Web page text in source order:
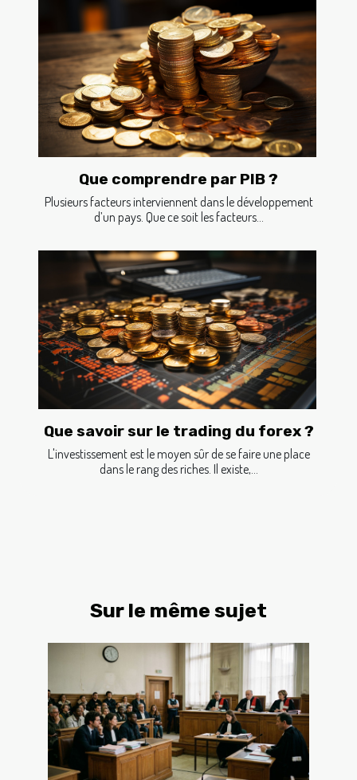
Que comprendre par PIB ?
Plusieurs facteurs interviennent dans le développement
d’un pays. Que ce soit les facteurs...
Que savoir sur le trading du forex ?
L'investissement est le moyen sûr de se faire une place
dans le rang des riches. Il existe,...
Sur le même sujet